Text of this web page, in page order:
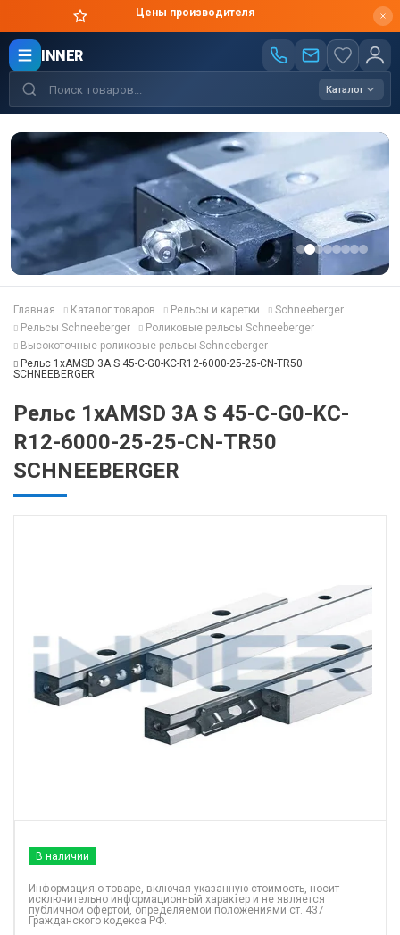
Цены производителя
INNER
Каталог
Главная Каталог товаров Рельсы и каретки
Schneeberger
Рельсы Schneeberger
Роликовые рельсы Schneeberger
Высокоточные роликовые рельсы Schneeberger
Рельс 1хAMSD 3A S 45-C-G0-KC-R12-6000-25-25-CN-TR50
SCHNEEBERGER
Рельс 1хAMSD 3A S 45-C-G0-KC-
R12-6000-25-25-CN-TR50
SCHNEEBERGER
В наличии
Информация о товаре, включая указанную стоимость, носит
исключительно информационный характер и не является
публичной офертой, определяемой положениями ст. 437
Гражданского кодекса РФ.